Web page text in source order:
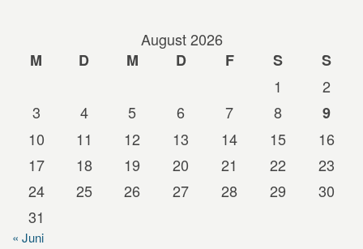
August 2026
M
D M D F S
S
1
2
3
4 5 6 7 8
9
10
11 12 13 14 15
16
17
18 19 20 21 22
23
24
25 26 27 28 29
30
31
« Juni